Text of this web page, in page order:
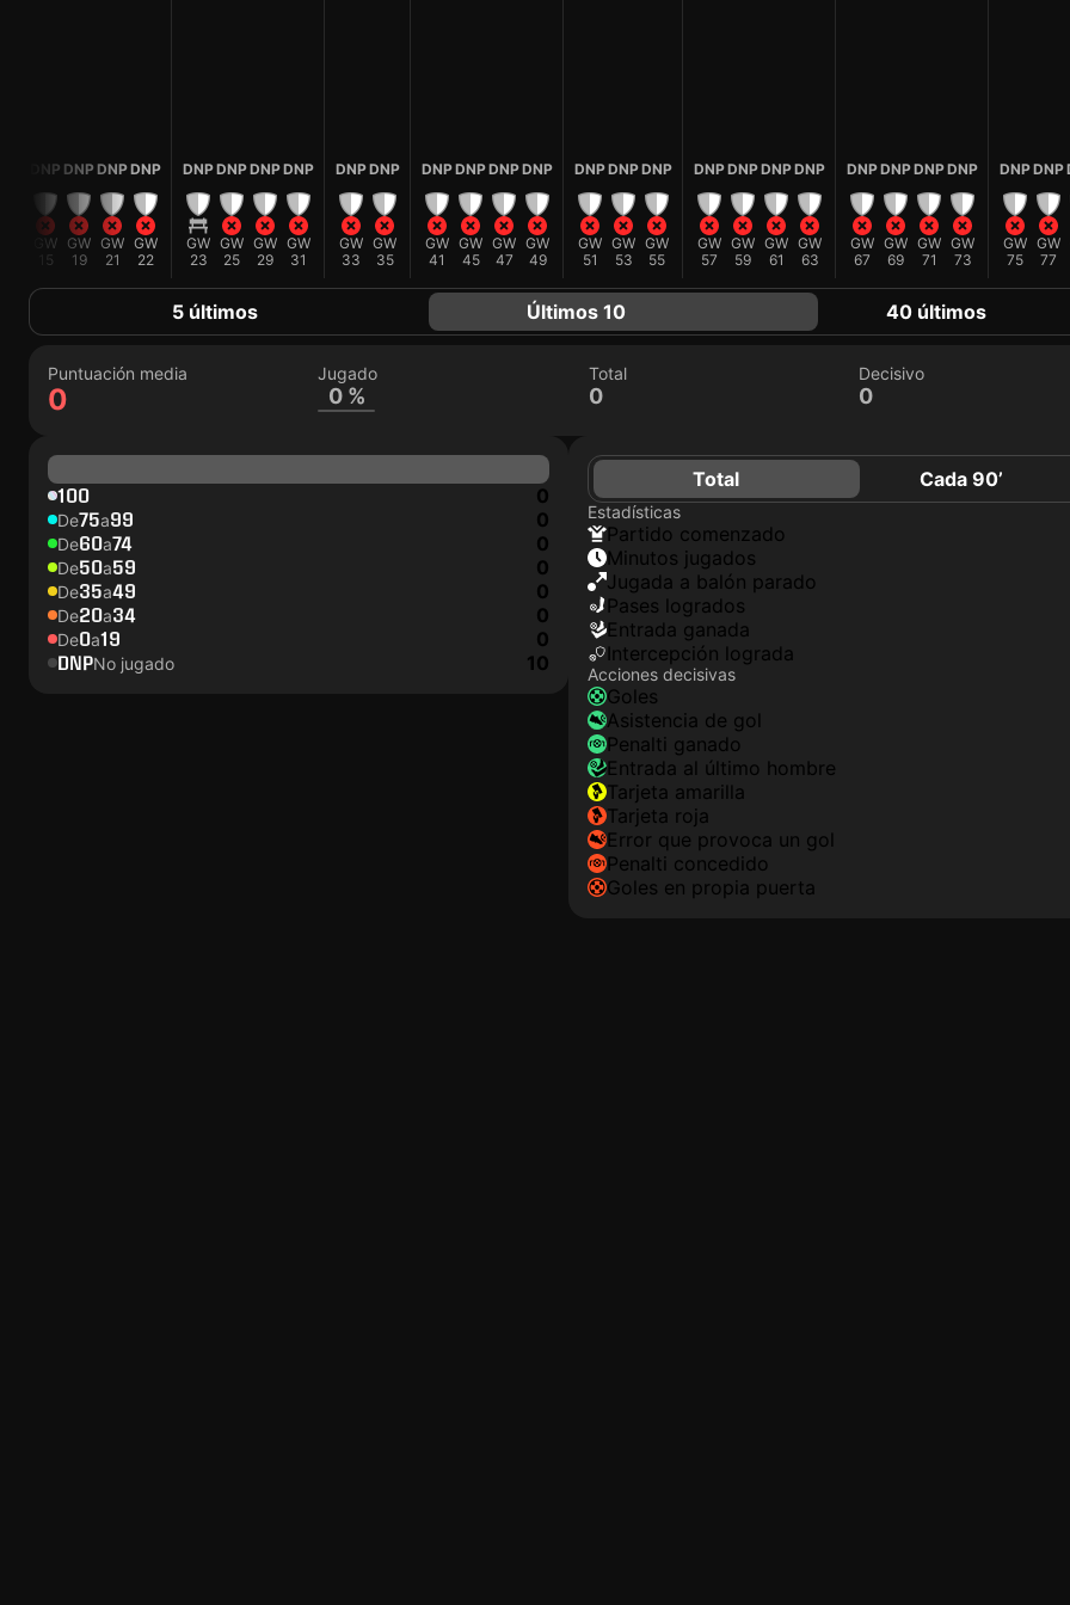
DNP
GW
15
DNP
GW
19
DNP
GW
21
DNP
GW
22
DNP
GW
23
DNP
GW
25
DNP
GW
29
DNP
GW
31
DNP
GW
33
DNP
GW
35
DNP
GW
41
DNP
GW
45
DNP
GW
47
DNP
GW
49
DNP
GW
51
DNP
GW
53
DNP
GW
55
DNP
GW
57
DNP
GW
59
DNP
GW
61
DNP
GW
63
DNP
GW
67
DNP
GW
69
DNP
GW
71
DNP
GW
73
DNP
GW
75
DNP
GW
77
5 últimos Últimos 10 40 últimos
Puntuación media
0
Jugado
0 %
Total
0
Decisivo
0
100 0
De75a99 0
De60a74 0
De50a59 0
De35a49 0
De20a34 0
De0a19 0
DNPNo jugado 10
Total Cada 90’
Estadísticas
partido comenzado
minutos jugados
jugada a balón parado
pases logrados
Entrada ganada
Intercepción lograda
Acciones decisivas
goles
asistencia de gol
Penalti ganado
Entrada al último hombre
tarjeta amarilla
tarjeta roja
Error que provoca un gol
Penalti concedido
goles en propia puerta